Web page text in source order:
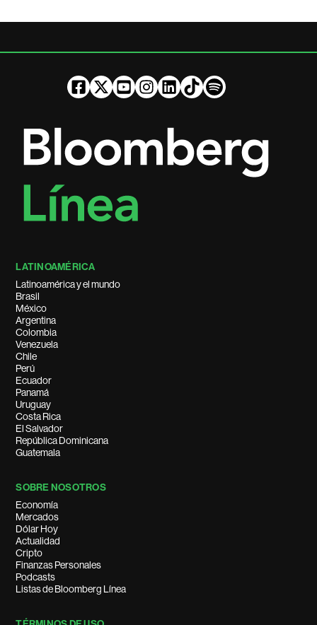
LATINOAMÉRICA
Latinoamérica y el mundo
Brasil
México
Argentina
Colombia
Venezuela
Chile
Perú
Ecuador
Panamá
Uruguay
Costa Rica
El Salvador
República Dominicana
Guatemala
SOBRE NOSOTROS
Economía
Mercados
Dólar Hoy
Actualidad
Cripto
Finanzas Personales
Podcasts
Listas de Bloomberg Línea